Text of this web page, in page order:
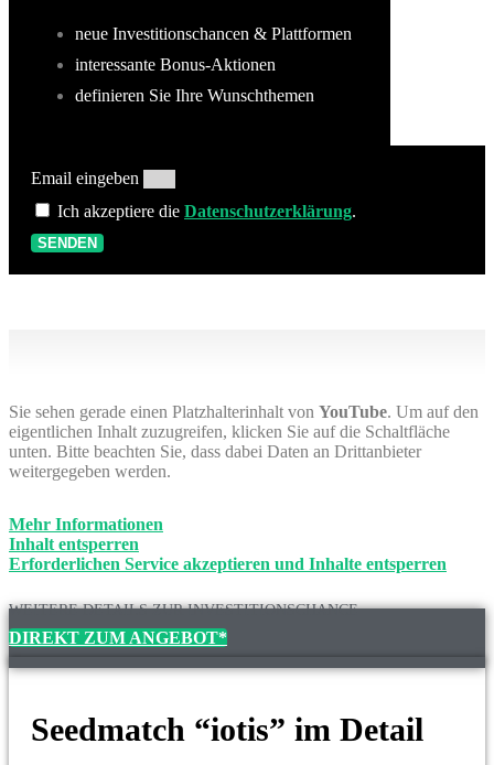
neue Investitionschancen & Plattformen
interessante Bonus-Aktionen
definieren Sie Ihre Wunschthemen
Email eingeben
Ich akzeptiere die Datenschutzerklärung.
SENDEN
Sie sehen gerade einen Platzhalterinhalt von YouTube. Um auf den
eigentlichen Inhalt zuzugreifen, klicken Sie auf die Schaltfläche
unten. Bitte beachten Sie, dass dabei Daten an Drittanbieter
weitergegeben werden.
Mehr Informationen
Inhalt entsperren
Erforderlichen Service akzeptieren und Inhalte entsperren
WEITERE DETAILS ZUR INVESTITIONSCHANCE
DIREKT ZUM ANGEBOT*
Seedmatch “iotis” im Detail